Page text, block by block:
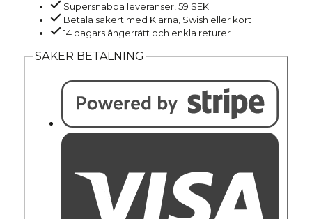
mängd
Supersnabba leveranser, 59 SEK
Betala säkert med Klarna, Swish eller kort
14 dagars ångerrätt och enkla returer
SÄKER BETALNING